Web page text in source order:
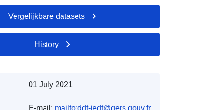
Vergelijkbare datasets
History
01 July 2021
E-mail: mailto:ddt-iedt@gers.gouv.fr